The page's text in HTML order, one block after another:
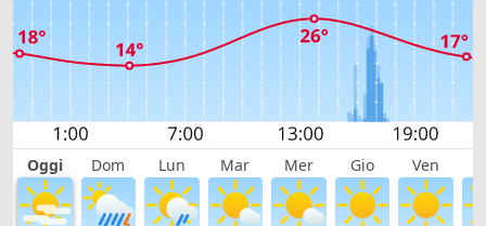
Oggi Dom Lun Mar Mer Gio Ven